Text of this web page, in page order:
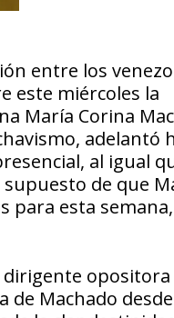
entre los
este miércoles la
María Corina
adelantó
al igual
de que
para esta
dirigente opositora
Machado desde